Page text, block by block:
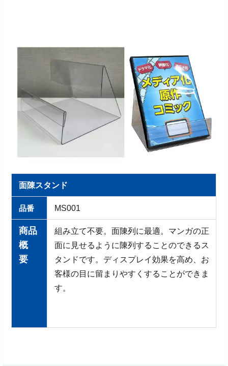
面陳スタンド
品番 MS001
商品
概
要
組み立て不要。面陳列に最適。マンガの正
面に見せるように陳列することのできるス
タンドです。ディスプレイ効果を高め、お
客様の目に留まりやすくすることができま
す。